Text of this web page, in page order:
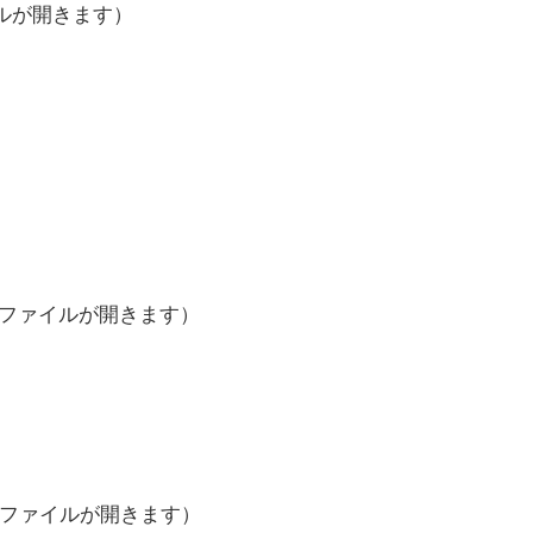
開きます）
ァイルが開きます）
ァイルが開きます）